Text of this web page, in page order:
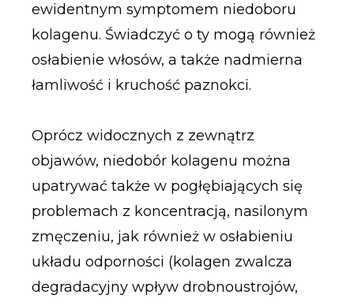
ewidentnym symptomem niedoboru
kolagenu. Świadczyć o ty mogą również
osłabienie włosów, a także nadmierna
łamliwość i kruchość paznokci.
Oprócz widocznych z zewnątrz
objawów, niedobór kolagenu można
upatrywać także w pogłębiających się
problemach z koncentracją, nasilonym
zmęczeniu, jak również w osłabieniu
układu odporności (kolagen zwalcza
degradacyjny wpływ drobnoustrojów,